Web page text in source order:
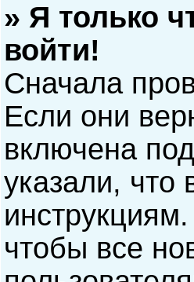
» Я только
войти!
Сначала
Если они
включена
указали, что
чтобы все